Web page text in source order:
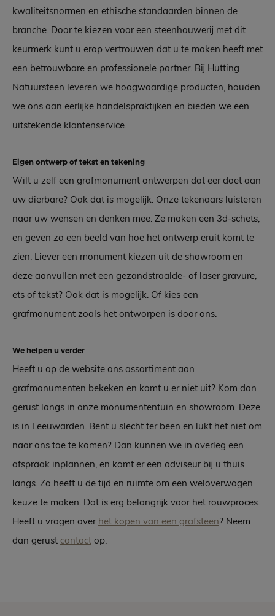
kwaliteitsnormen en ethische standaarden binnen de
branche. Door te kiezen voor een steenhouwerij met dit
keurmerk kunt u erop vertrouwen dat u te maken heeft met
een betrouwbare en professionele partner. Bij Hutting
Natuursteen leveren we hoogwaardige producten, houden
we ons aan eerlijke handelspraktijken en bieden we een
uitstekende klantenservice.
Eigen ontwerp of tekst en tekening
Wilt u zelf een grafmonument ontwerpen dat eer doet aan
uw dierbare? Ook dat is mogelijk. Onze tekenaars luisteren
naar uw wensen en denken mee. Ze maken een 3d-schets,
en geven zo een beeld van hoe het ontwerp eruit komt te
zien. Liever een monument kiezen uit de showroom en
deze aanvullen met een gezandstraalde- of laser gravure,
ets of tekst? Ook dat is mogelijk. Of kies een
grafmonument zoals het ontworpen is door ons.
We helpen u verder
Heeft u op de website ons assortiment aan
grafmonumenten bekeken en komt u er niet uit? Kom dan
gerust langs in onze monumententuin en showroom. Deze
is in Leeuwarden. Bent u slecht ter been en lukt het niet om
naar ons toe te komen? Dan kunnen we in overleg een
afspraak inplannen, en komt er een adviseur bij u thuis
langs. Zo heeft u de tijd en ruimte om een weloverwogen
keuze te maken. Dat is erg belangrijk voor het rouwproces.
Heeft u vragen over het kopen van een grafsteen? Neem
dan gerust contact op.